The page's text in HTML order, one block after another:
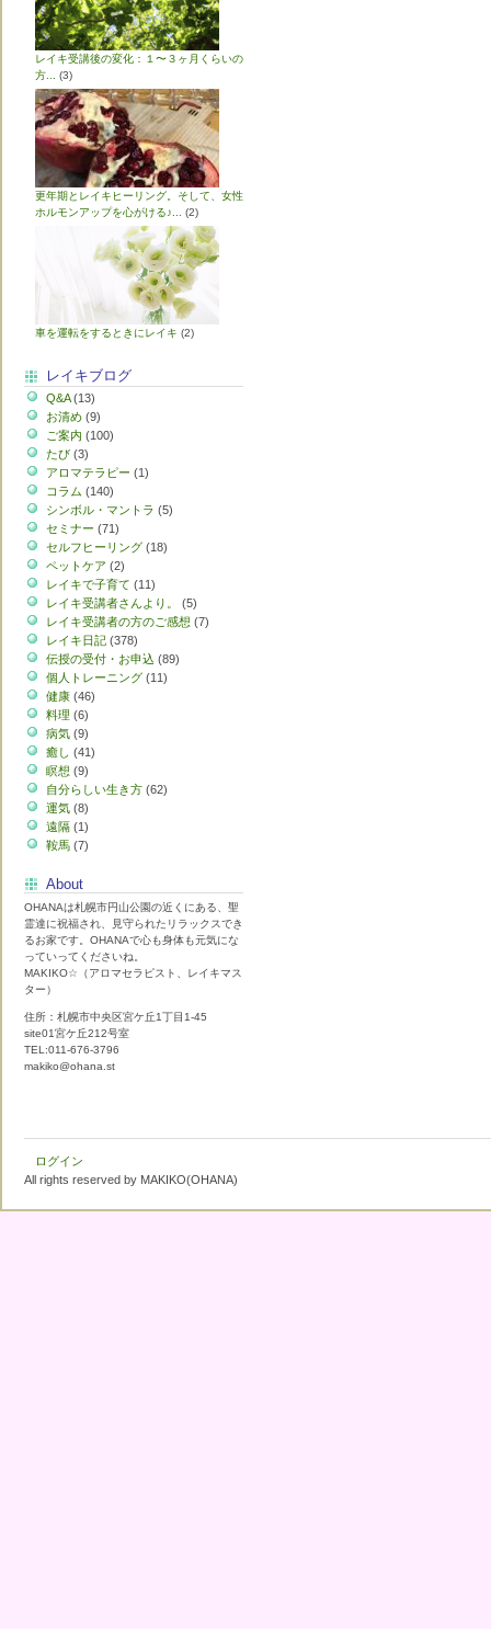
レイキ受講後の変化：１〜３ヶ月くらいの
方...
(3)
更年期とレイキヒーリング。そして、女性
ホルモンアップを心がける♪...
(2)
車を運転をするときにレイキ (2)
レイキブログ
Q&A(13)
お清め (9)
ご案内 (100)
たび (3)
アロマテラピー (1)
コラム (140)
シンボル・マントラ (5)
セミナー (71)
セルフヒーリング (18)
ペットケア (2)
レイキで子育て (11)
レイキ受講者さんより。
(5)
レイキ受講者の方のご感想 (7)
レイキ日記 (378)
伝授の受付・お申込 (89)
個人トレーニング (11)
健康 (46)
料理 (6)
病気 (9)
癒し (41)
瞑想 (9)
自分らしい生き方 (62)
運気 (8)
遠隔 (1)
鞍馬 (7)
About
OHANAは札幌市円山公園の近くにある、聖
霊達に祝福され、見守られたリラックスでき
るお家です。OHANAで心も身体も元気にな
っていってくださいね。
MAKIKO☆（アロマセラピスト、レイキマス
ター）
住所：札幌市中央区宮ケ丘1丁目1-45
site01宮ケ丘212号室
TEL:011-676-3796
makiko@ohana.st
ログイン
All rights reserved by MAKIKO(OHANA)